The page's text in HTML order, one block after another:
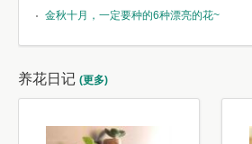
金秋十月，一定要种的6种漂亮的花~
养花日记 (更多)